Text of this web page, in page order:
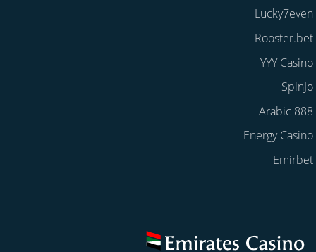
Lucky7even
Rooster.bet
YYY Casino
SpinJo
888 Arabic
Energy Casino
Emirbet